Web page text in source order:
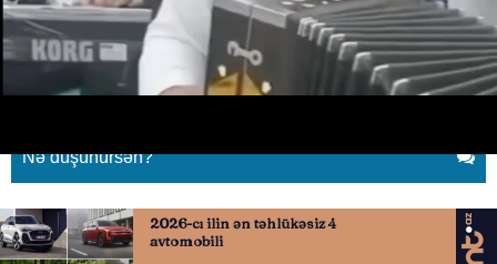
14.04.2026 0
QAFQAZINFO.AZ ABUNƏ OL
Nə düşünürsən?